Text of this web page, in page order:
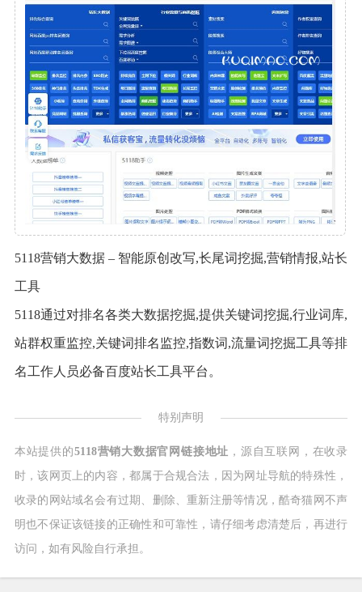
5118营销大数据 – 智能原创改写,长尾词挖掘,营销情报,站长
工具
5118通过对排名各类大数据挖掘,提供关键词挖掘,行业词库,
站群权重监控,关键词排名监控,指数词,流量词挖掘工具等排
名工作人员必备百度站长工具平台。
特别声明
本站提供的5118营销大数据官网链接地址 ，源自互联网，在收录
时，该网页上的内容，都属于合规合法，因为网址导航的特殊性，
收录的网站域名会有过期、删除、重新注册等情况，酷奇猫网不声
明也不保证该链接的正确性和可靠性，请仔细考虑清楚后，再进行
访问，如有风险自行承担。